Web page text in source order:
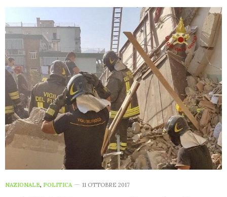
NAZIONALE, POLITICA 11 OTTOBRE 2017